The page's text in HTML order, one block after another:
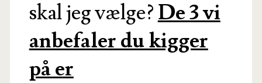
skal jeg vælge?De 3 vi
anbefaler du kigger
på er